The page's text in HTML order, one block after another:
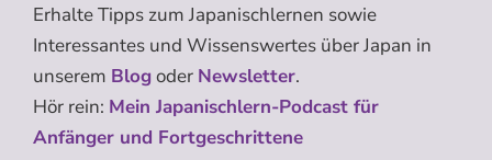
Erhalte Tipps zum Japanischlernen sowie
Interessantes und Wissenswertes über Japan in
unserem Blogoder Newsletter.
Hör rein: Mein Japanischlern-Podcast für
Anfänger und Fortgeschrittene